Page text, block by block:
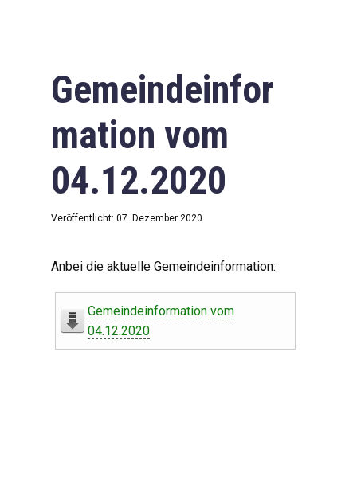
Gemeindeinfor
mation vom
04.12.2020
Veröffentlicht: 07. Dezember 2020
Anbei die aktuelle Gemeindeinformation:
Gemeindeinformation vom
04.12.2020